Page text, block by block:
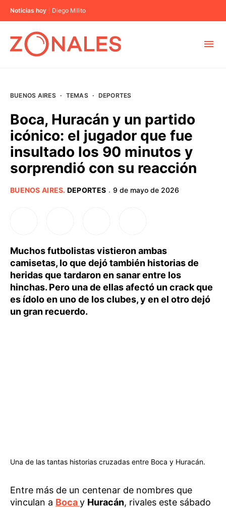
Noticias hoy Diego Milito
BUENOS AIRES
PROVINCIAS
BUENOS AIRES · TEMAS · DEPORTES
Boca, Huracán y un partido
icónico: el jugador que fue
insultado los 90 minutos y
sorprendió con su reacción
BUENOS AIRES. DEPORTES · 9 de mayo de 2026
Muchos futbolistas vistieron ambas
camisetas, lo que dejó también historias de
heridas que tardaron en sanar entre los
hinchas. Pero una de ellas afectó un crack que
es ídolo en uno de los clubes, y en el otro dejó
un gran recuerdo.
Una de las tantas historias cruzadas entre Boca y Huracán.
Entre más de un centenar de nombres que
vinculan a Bocay Huracán, rivales este sábado